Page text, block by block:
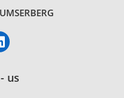
us